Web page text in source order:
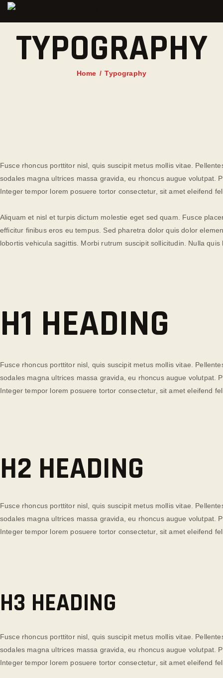
TYPOGRAPHY
Home Typography
Fusce rhoncus porttitor nisl, quis suscipit metus mollis vitae.
sodales magna ultrices massa gravida, eu rhoncus augue volutpat.
Integer tempor lorem posuere tortor consectetur, sit amet eleifend
Aliquam et nisl et turpis dictum molestie eget sed quam. Fusce
efficitur finibus eros eu tempus. Sed pharetra dolor quis dolor
lobortis vehicula sagittis. Morbi rutrum suscipit sollicitudin. Nulla quis
H1 HEADING
Fusce rhoncus porttitor nisl, quis suscipit metus mollis vitae.
sodales magna ultrices massa gravida, eu rhoncus augue volutpat.
Integer tempor lorem posuere tortor consectetur, sit amet eleifend
H2 HEADING
Fusce rhoncus porttitor nisl, quis suscipit metus mollis vitae.
sodales magna ultrices massa gravida, eu rhoncus augue volutpat.
Integer tempor lorem posuere tortor consectetur, sit amet eleifend
H3 HEADING
Fusce rhoncus porttitor nisl, quis suscipit metus mollis vitae.
sodales magna ultrices massa gravida, eu rhoncus augue volutpat.
Integer tempor lorem posuere tortor consectetur, sit amet eleifend